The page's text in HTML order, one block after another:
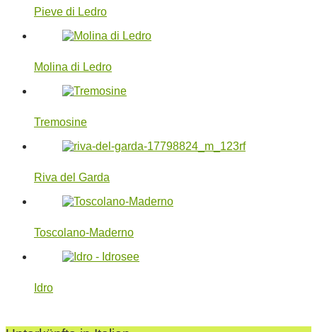
Pieve di Ledro
Molina di Ledro
Tremosine
Riva del Garda
Toscolano-Maderno
Idro
10-